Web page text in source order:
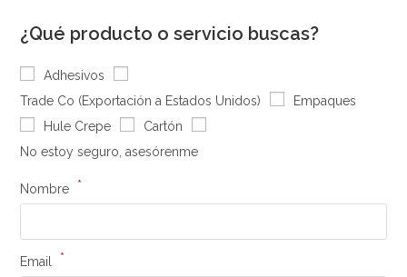
¿Qué producto o servicio buscas?
Adhesivos
Trade Co (Exportación a Estados Unidos)
Empaques
Hule Crepe
Cartón
No estoy seguro, asesórenme
Nombre *
Email *